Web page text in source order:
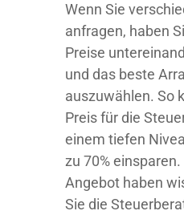
Wenn Sie
anfragen, haben
Preise
und das beste
auszuwählen. So
Preis für die
einem tiefen
zu 70%
Angebot haben
Sie die